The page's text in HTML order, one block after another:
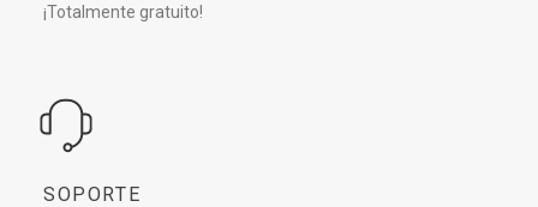
¡Totalmente gratuito!
SOPORTE